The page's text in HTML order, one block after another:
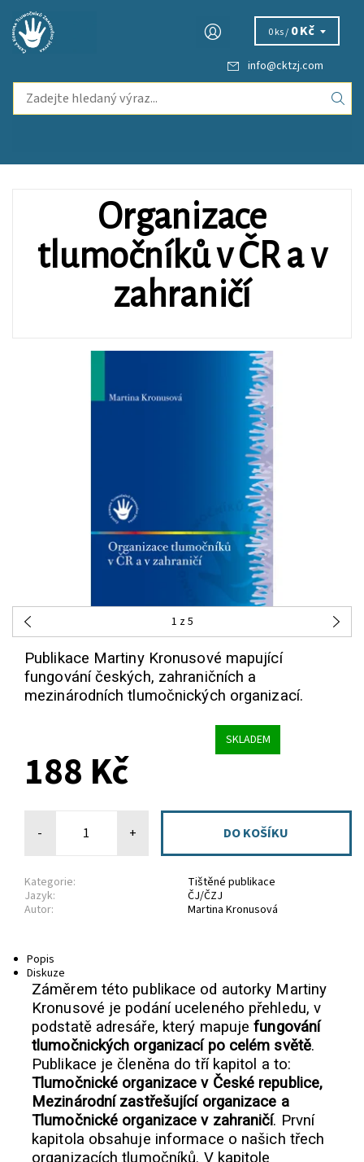
info@cktzj.com
0 ks / 0 Kč
Organizace
tlumočníků v ČR a v
zahraničí
1 z 5
Publikace Martiny Kronusové mapující
fungování českých, zahraničních a
mezinárodních tlumočnických organizací.
SKLADEM
188 Kč
- +
Kategorie:
Tištěné publikace
Jazyk:
ČJ/ČZJ
Autor:
Martina Kronusová
Popis
Diskuze
Záměrem této publikace od autorky Martiny
Kronusové je podání uceleného přehledu, v
podstatě adresáře, který mapujefungování
tlumočnických organizací po celém světě.
Publikace je členěna do tří kapitol a to:
Tlumočnické organizace v České republice,
Mezinárodní zastřešující organizace a
Tlumočnické organizace v zahraničí. První
kapitola obsahuje informace o našich třech
organizacích tlumočníků. V kapitole